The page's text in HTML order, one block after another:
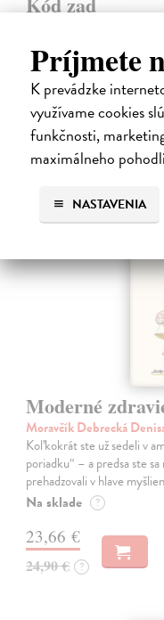
Príjmete
K prevádzke
využívame cookies
funkčnosti,
maximálneho
NASTAVENIA
Do 4 dní
17,96 €
19,95 €
Moderné
Moravčík Debrecká
Koľkokrát ste už sedeli v
poriadku“ – a predsa ste
prehadzovali v hlave
Na sklade ?
23,66 €
24,90 € ?